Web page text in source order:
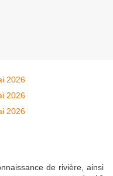
de rivière, ainsi